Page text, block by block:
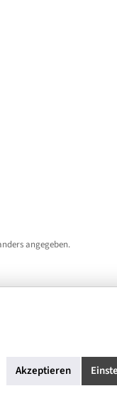
angegeben.
Akzeptieren